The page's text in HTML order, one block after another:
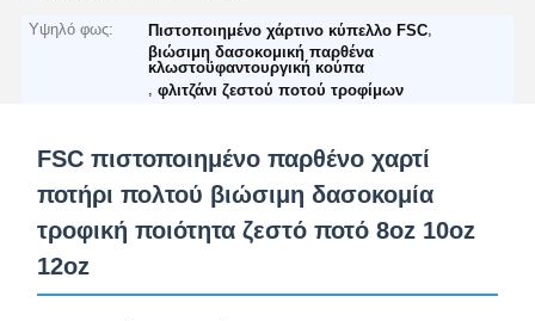
Υψηλό φως: Πιστοποιημένο χάρτινο κύπελλο FSC
βιώσιμη δασοκομική παρθένα
κλωστοϋφαντουργική κούπα
,φλιτζάνι ζεστού ποτού τροφίμων
FSC πιστοποιημένο παρθένο χαρτί
ποτήρι πολτού βιώσιμη δασοκομία
τροφική ποιότητα ζεστό ποτό 8oz 10oz
12oz